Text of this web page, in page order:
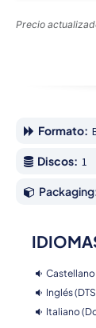
Precio
Formato:
Discos: 1
Castellano
Inglés
Italiano